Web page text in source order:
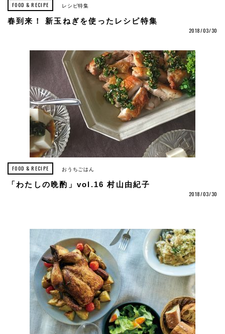
FOOD & RECIPE レシピ特集
春到来！ 新玉ねぎを使ったレシピ特集
2018/03/30
FOOD & RECIPE おうちごはん
「わたしの晩酌」vol.16 村山由紀子
2018/03/30